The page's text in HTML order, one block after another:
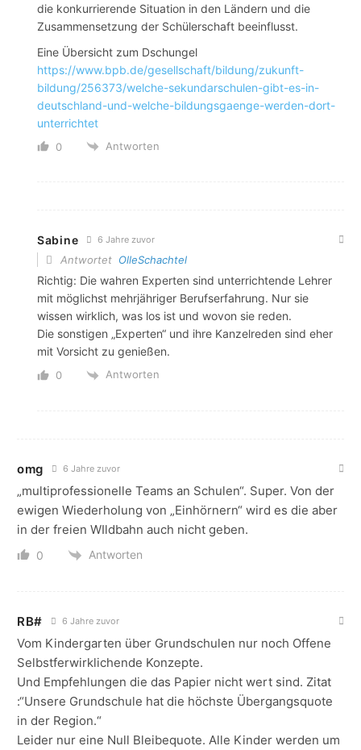
die konkurrierende Situation in den Ländern und die
Zusammensetzung der Schülerschaft beeinflusst.
Eine Übersicht zum Dschungel
https://www.bpb.de/gesellschaft/bildung/zukunft-
bildung/256373/welche-sekundarschulen-gibt-es-in-
deutschland-und-welche-bildungsgaenge-werden-dort-
unterrichtet
0 Antworten
Sabine 6 Jahre zuvor
Antwortet OlleSchachtel
Richtig: Die wahren Experten sind unterrichtende Lehrer
mit möglichst mehrjähriger Berufserfahrung. Nur sie
wissen wirklich, was los ist und wovon sie reden.
Die sonstigen „Experten“ und ihre Kanzelreden sind eher
mit Vorsicht zu genießen.
0 Antworten
omg 6 Jahre zuvor
„multiprofessionelle Teams an Schulen“. Super. Von der
ewigen Wiederholung von „Einhörnern“ wird es die aber
in der freien WIldbahn auch nicht geben.
0 Antworten
RB# 6 Jahre zuvor
Vom Kindergarten über Grundschulen nur noch Offene
Selbstferwirklichende Konzepte.
Und Empfehlungen die das Papier nicht wert sind. Zitat
:“Unsere Grundschule hat die höchste Übergangsquote
in der Region.“
Leider nur eine Null Bleibequote. Alle Kinder werden um